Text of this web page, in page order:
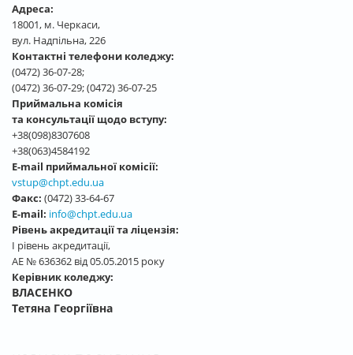
Адреса:
18001, м. Черкаси,
вул. Надпільна, 226
Контактні телефони коледжу:
(0472) 36-07-28;
(0472) 36-07-29; (0472) 36-07-25
Приймальна комісія
та консультації щодо вступу:
+38(098)8307608
+38(063)4584192
E-mail приймальної комісії:
vstup@chpt.edu.ua
Факс: (0472) 33-64-67
E-mail: info@chpt.edu.ua
Рівень акредитації та ліцензія:
І рівень акредитації,
АЕ № 636362 від 05.05.2015 року
Керівник коледжу:
ВЛАСЕНКО
Тетяна Георгіївна